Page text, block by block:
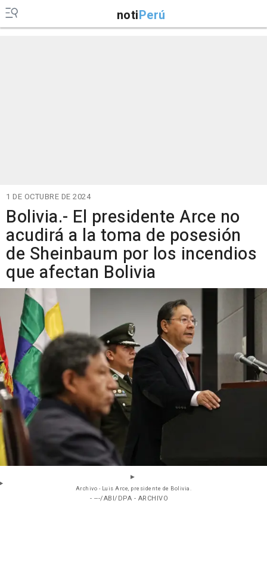
notiPerú
1 DE OCTUBRE DE 2024
Bolivia.- El presidente Arce no
acudirá a la toma de posesión
de Sheinbaum por los incendios
que afectan Bolivia
Archivo - Luis Arce, presidente de Bolivia.
- ---/ABI/DPA - ARCHIVO